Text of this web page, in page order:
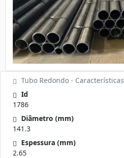
Tubo Redondo - Características
Id
1786
Diâmetro (mm)
141.3
Espessura (mm)
2.65